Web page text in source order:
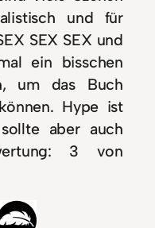
und für
SEX SEX und
ein bisschen
um das Buch
Hype ist
aber auch
3 von